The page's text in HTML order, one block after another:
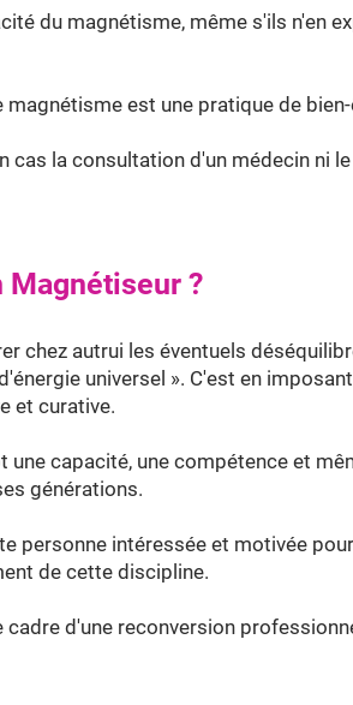
du magnétisme, même s'ils n'en
est une pratique de
cas la consultation d'un médecin ni
Magnétiseur ?
chez autrui les éventuels
universel ». C'est en
et curative.
une capacité, une compétence et
générations.
personne intéressée et motivée
de cette discipline.
d'une reconversion